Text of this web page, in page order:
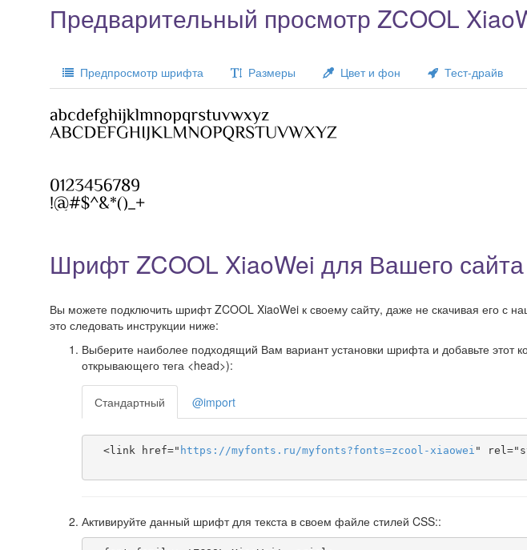
Предварительный просмотр ZCOOL
Предпросмотр шрифта Размеры Цвет и фон Тест-драйв
Шрифт ZCOOL XiaoWei для Вашего сайта
Вы можете подключить шрифт ZCOOL XiaoWei к своему сайту, даже не скачивая его с
это следовать инструкции ниже:
Выберите наиболее подходящий Вам вариант установки шрифта и добавьте этот
открывающего тега <head>):
Стандартный @import
  <link href="
https ://myfonts . ru /myfonts?fonts=zcool-xiaowei "
Активируйте данный шрифт для текста в своем файле стилей CSS::